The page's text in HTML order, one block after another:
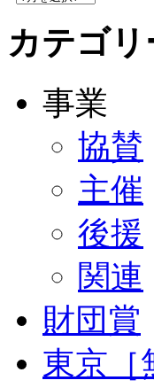
カテゴリ
事業
協賛
主催
後援
関連
財団賞
東京［